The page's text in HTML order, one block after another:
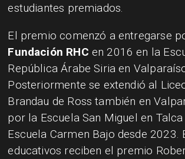
estudiantes premiados.
El premio comenzó a entregarse
Fundación RHC en 2016 en la
República Árabe Siria en
Posteriormente se extendió al
Brandau de Ross también en
por la Escuela San Miguel en
Escuela Carmen Bajo desde 2023.
educativos reciben el premio